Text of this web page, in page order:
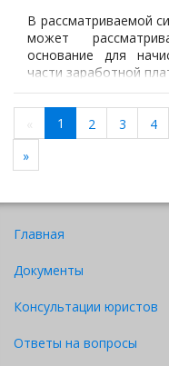
В рассматриваемой
может
основание для
части заработной
1 2 3 4
»
Главная
Документы
Консультации юристов
Ответы на вопросы